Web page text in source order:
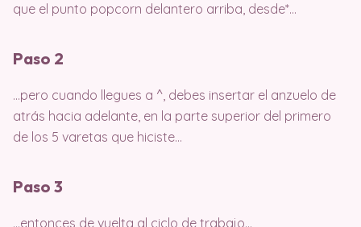
que el punto popcorn delantero arriba, desde*…
Paso 2
…pero cuando llegues a ^, debes insertar el anzuelo de
atrás hacia adelante, en la parte superior del primero
de los 5 varetas que hiciste…
Paso 3
…entonces de vuelta al ciclo de trabajo…